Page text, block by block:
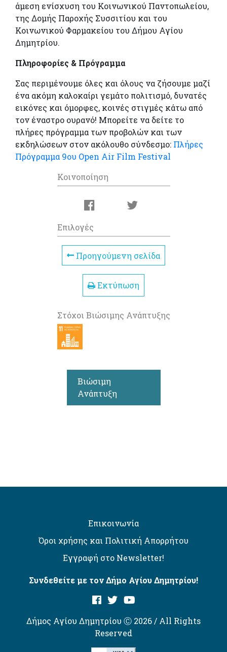
άμεση ενίσχυση του Κοινωνικού Παντοπωλείου,
της Δομής Παροχής Συσσιτίου και του
Κοινωνικού Φαρμακείου του Δήμου Αγίου
Δημητρίου.
Πληροφορίες & Πρόγραμμα
Σας περιμένουμε όλες και όλους να ζήσουμε μαζί
ένα ακόμη καλοκαίρι γεμάτο πολιτισμό, δυνατές
εικόνες και όμορφες, κοινές στιγμές κάτω από
τον έναστρο ουρανό! Μπορείτε να δείτε το
πλήρες πρόγραμμα των προβολών και των
εκδηλώσεων στον ακόλουθο σύνδεσμο: Πλήρες
Πρόγραμμα 9ου Open Air Film Festival
Κοινοποίηση
Επιλογές
Προηγούμενη σελίδα
Εκτύπωση
Στόχοι Βιώσιμης Ανάπτυξης
Βιώσιμη
Ανάπτυξη
Επικοινωνία
Όροι χρήσης και Πολιτική Απορρήτου
Εγγραφή στο Newsletter!
Συνδεθείτε με τον Δήμο Αγίου Δημητρίου!
Δήμος Αγίου Δημητρίου Ⓒ 2026 / All Rights
Reserved